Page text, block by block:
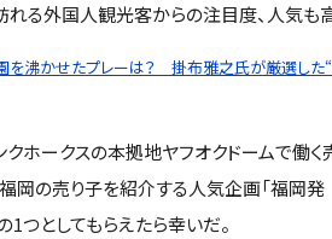
れる外国人観光客からの注目度、人気も
を沸かせたプレーは？ 掛布雅之氏が厳選した
ホークスの本拠地ヤフオクドームで働
岡の売り子を紹介する人気企画「福岡
つとしてもらえたら幸いだ。